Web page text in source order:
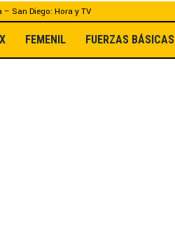
– San Diego: Hora y TV
FEMENIL FUERZAS BÁSICAS